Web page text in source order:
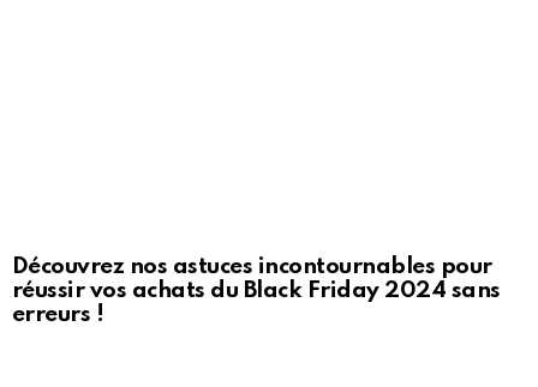
Découvrez nos astuces incontournables pour
réussir vos achats du Black Friday 2024 sans
erreurs !